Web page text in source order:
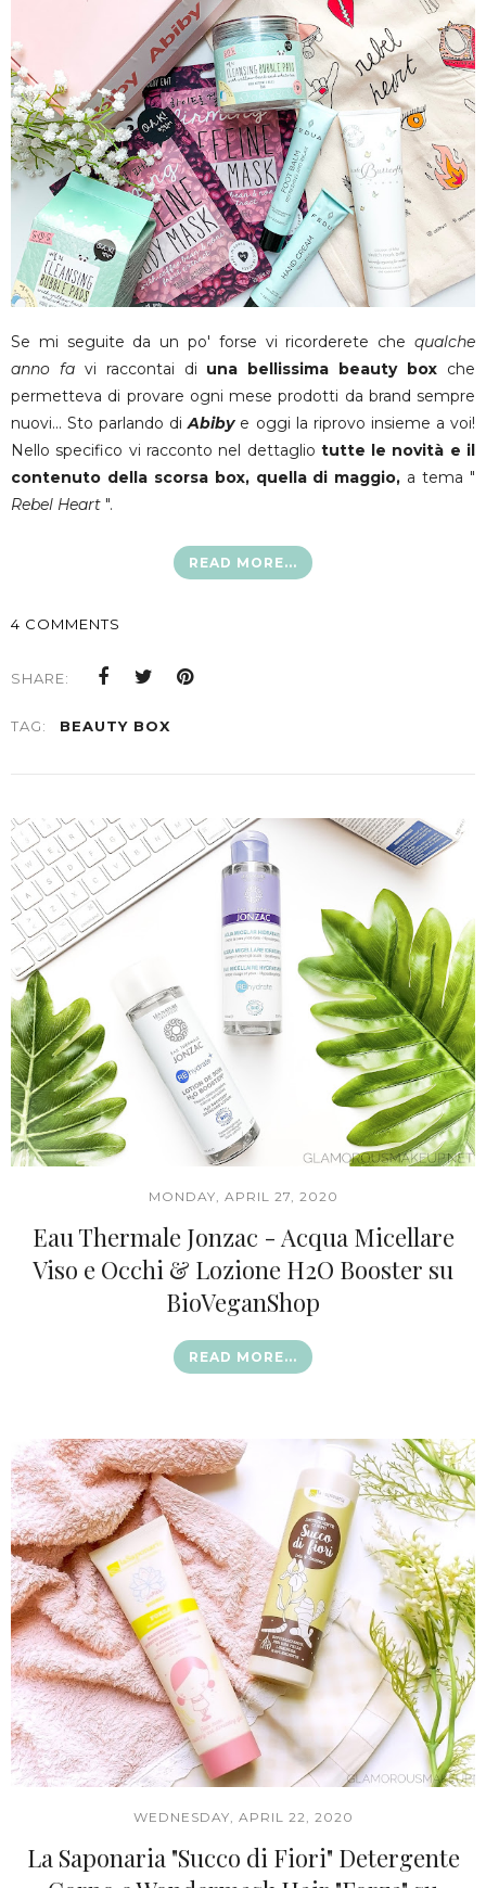
Se mi seguite da un po' forse vi ricorderete che qualche
anno fa vi raccontai di una bellissima beauty box che
permetteva di provare ogni mese prodotti da brand sempre
nuovi... Sto parlando diAbibye oggi la riprovo insieme a voi!
Nello specifico vi racconto nel dettaglio tutte le novità e il
contenuto della scorsa box, quella di maggio, a tema "
Rebel Heart ".
READ MORE...
4 COMMENTS
SHARE:
TAG: BEAUTY BOX
MONDAY, APRIL 27, 2020
Eau Thermale Jonzac - Acqua Micellare
Viso e Occhi & Lozione H2O Booster su
BioVeganShop
READ MORE...
WEDNESDAY, APRIL 22, 2020
La Saponaria "Succo di Fiori" Detergente